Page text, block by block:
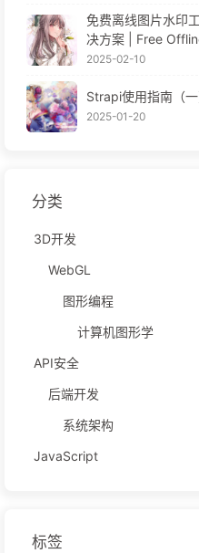
免费离线图片水印
决方案 | Free
2025-02-10
Strapi使用指南（
2025-01-20
分类
3D开发
WebGL
图形编程
计算机图形学
API安全
后端开发
系统架构
JavaScript
标签